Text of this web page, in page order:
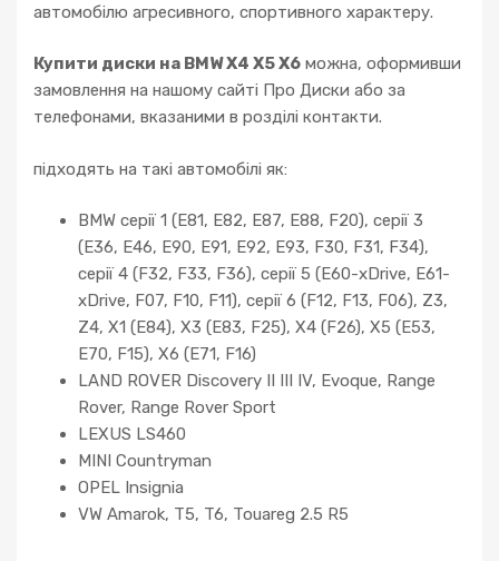
автомобілю агресивного, спортивного характеру.
Купити диски на BMW X4 X5 X6 можна, оформивши
замовлення на нашому сайті Про Диски або за
телефонами, вказаними в розділі контакти.
підходять на такі автомобілі як:
BMW серії 1 (E81, E82, E87, E88, F20), серії 3
(E36, E46, E90, E91, E92, E93, F30, F31, F34),
серії 4 (F32, F33, F36), серії 5 (E60-xDrive, E61-
xDrive, F07, F10, F11), серії 6 (F12, F13, F06), Z3,
Z4, X1 (E84), X3 (E83, F25), X4 (F26), X5 (E53,
E70, F15), X6 (E71, F16)
LAND ROVER Discovery II III IV, Evoque, Range
Rover, Range Rover Sport
LEXUS LS460
MINI Countryman
OPEL Insignia
VW Amarok, T5, T6, Touareg 2.5 R5